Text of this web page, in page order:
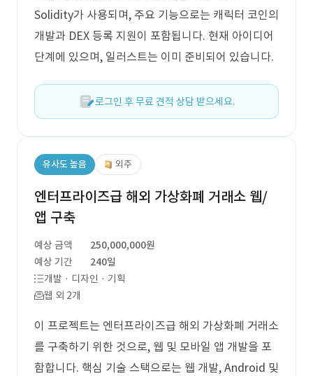
Solidity가 사용되며, 주요 기능으로는 캐릭터 코인의
개발과 DEX 등록 지원이 포함됩니다. 현재 아이디어
단계에 있으며, 일러스트는 이미 준비되어 있습니다.
로그인 후 무료 견적 상담 받으세요.
유사도 높음 외주
엔터프라이즈급 해외 가상화폐 거래소 웹/
앱 구축
예상 금액
250,000,000원
예상 기간
240일
개발 · 디자인 · 기획
웹 외 2개
이 프로젝트는 엔터프라이즈급 해외 가상화폐 거래소
를 구축하기 위한 것으로, 웹 및 모바일 앱 개발을 포
함합니다. 핵심 기술 스택으로는 웹 개발, Android 및